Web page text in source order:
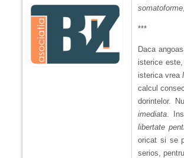
agresiva, orice
greseala era taxata cu
o palma sau pedepse.
De 4 ani am o relatie
serioasa cu un barbat
somatoforme
***
Daca
isterice
isterica vrea
calcul
dorintelor.
imediata .
libertate
oricat si se
serios,